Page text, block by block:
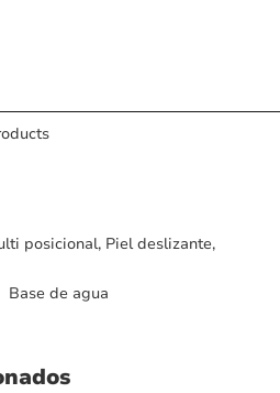
posicional, Piel deslizante,
Base de agua